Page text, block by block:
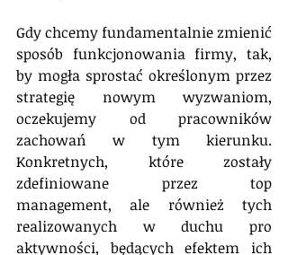
Gdy chcemy fundamentalnie zmienić
sposób funkcjonowania firmy, tak,
by mogła sprostać określonym przez
strategię nowym wyzwaniom,
oczekujemy od pracowników
zachowań w tym kierunku.
Konkretnych, które zostały
zdefiniowane przez top
management, ale również tych
realizowanych w duchu pro
aktywności, będących efektem ich